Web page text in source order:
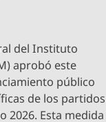
del Instituto
aprobó este
público
de los partidos
2026. Esta medida